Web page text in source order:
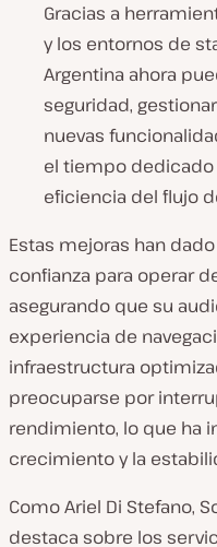
Gracias a
y los entornos de
Argentina ahora
seguridad,
nuevas
el tiempo
eficiencia del flujo
Estas mejoras han
confianza para operar
asegurando que su
experiencia de
infraestructura
preocuparse por
rendimiento, lo que ha
crecimiento y la
Como Ariel Di Stefano,
destaca sobre los